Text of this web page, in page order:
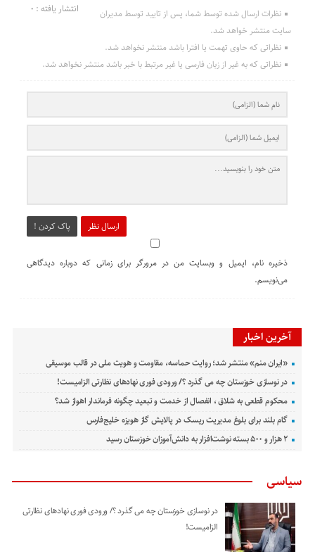
انتشار یافته : 0
نظرات ارسال شده توسط شما، پس از تایید توسط مدیران
سایت منتشر خواهد شد.
نظراتی که حاوی تهمت یا افترا باشد منتشر نخواهد شد.
نظراتی که به غیر از زبان فارسی یا غیر مرتبط با خبر باشد منتشر نخواهد شد.
ارسال نظر پاک کردن !
ذخیره نام، ایمیل و وبسایت من در مرورگر برای زمانی که دوباره دیدگاهی
می‌نویسم.
آخرین اخبار
«ایران منم» منتشر شد؛ روایت حماسه، مقاومت و هویت ملی در قالب موسیقی
در نوسازی خوزستان چه می گذرد ؟/ ورودی فوری نهادهای نظارتی الزامیست!
محکوم قطعی به شلاق ، انفصال از خدمت و تبعید چگونه فرماندار اهواز شد؟
گام بلند برای بلوغ مدیریت ریسک در پالایش گاز هویزه خلیج‌فارس
۲ هزار و ۵۰۰ بسته نوشت‌افزار به دانش‌آموزان خوزستان رسید
سیاسی
در نوسازی خوزستان چه می گذرد ؟/ ورودی فوری نهادهای نظارتی
الزامیست!